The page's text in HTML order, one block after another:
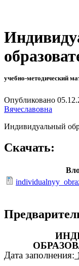
учебно-методический
Опубликовано
Вячеславовна
Индивидуальный
Скачать:
Дата заполнения: